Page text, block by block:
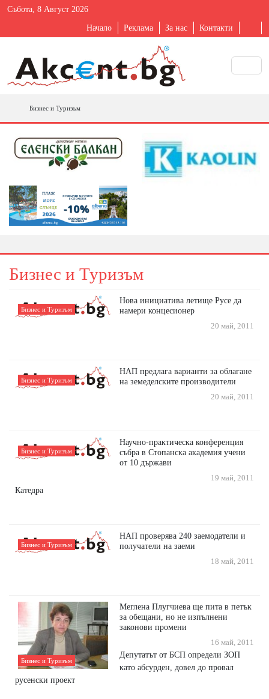
Събота, 8 Август 2026
Начало Реклама За нас Контакти
Бизнес и Туризъм
Бизнес и Туризъм
Бизнес и Туризъм
Нова инициатива летище Русе да
намери концесионер
20 май, 2011
Бизнес и Туризъм
НАП предлага варианти за облагане
на земеделските производители
20 май, 2011
Бизнес и Туризъм
Научно-практическа конференция
събра в Стопанска академия учени
от 10 държави
19 май, 2011
Катедра
Бизнес и Туризъм
НАП проверява 240 заемодатели и
получатели на заеми
18 май, 2011
Бизнес и Туризъм
Меглена Плугчиева ще пита в петък
за обещани, но не изпълнени
законови промени
16 май, 2011
Депутатът от БСП определи ЗОП
като абсурден, довел до провал
русенски проект